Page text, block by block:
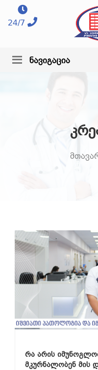
24/7
ნავიგაცია
რა არის
მკურნალობენ მის